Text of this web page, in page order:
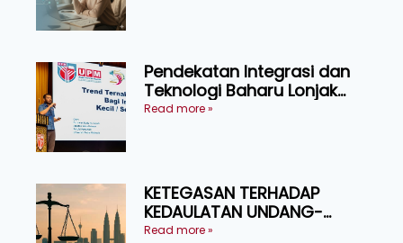
Pendekatan Integrasi dan
Teknologi Baharu Lonjak
Produktiviti Ternakan
Read more »
KETEGASAN TERHADAP
KEDAULATAN UNDANG-
UNDANG ASAS KEPADA
Read more »